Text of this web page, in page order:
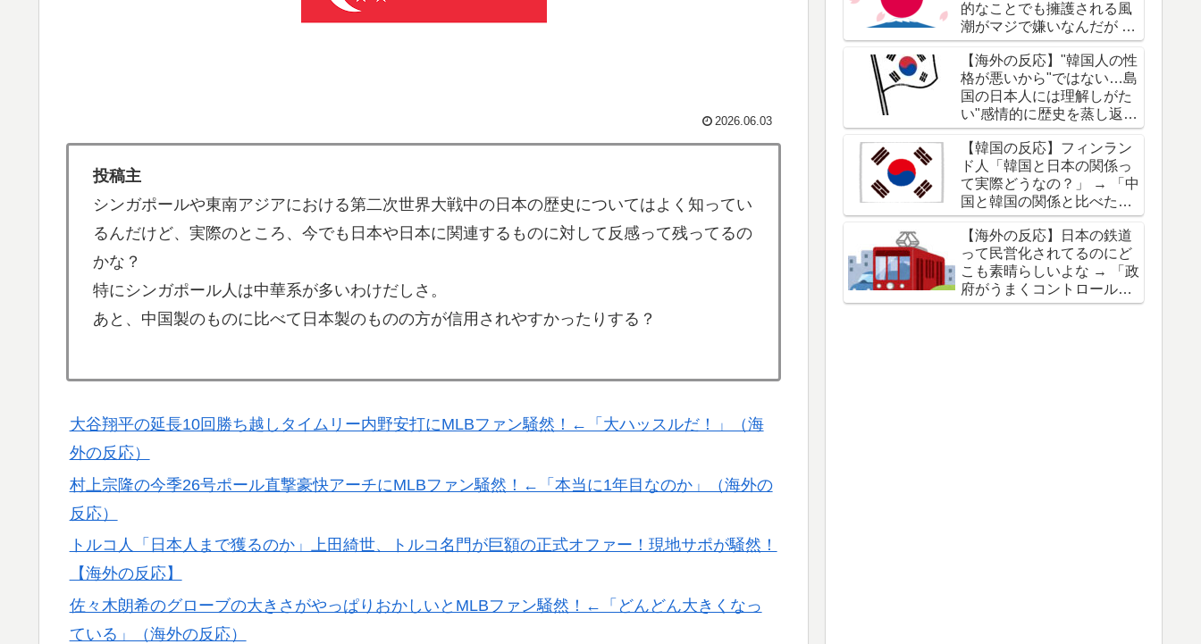
外国人「アジア杯で優勝するんだ」日本代表、W杯ポット1入りに現実味!?2030大会で出場枠「64」な
▶ 韓国人「日本人女性逮捕！ソウルで夜中一人ゴルフクラブ振り回し暴れた理由」
▶ 韓国人「韓国人が日本のラーメンについて勘違いしていることがこちら…」→「え
っ？？？？？？？？？？」＝韓国の反応
▶ 【MLB】ドジャースファン「7連敗はしんどいわ……」 → 「まだまだ7.5ゲーム差もあるんだぞ」「毎
年暑い季節に負けることが増えるけど結局10月には勝って終わるんだよ」
▶ 外国人「アンチがいない女性アニメキャラといえば誰が思い浮かぶ？」
▶ 海外「いいパンチだった」超大物YouYuberが伝説のボクサーマイク・タイソンにパンチを食らうｗｗ
▶ 韓国人「不適切接待疑惑、2002年イタリア・スペイン戦で『韓国に奪われた』と欧州の大手メディア
が一斉に報道！」
▶ 海外「全部日本の真似だったのか…」 日本の普通のテレビ番組が最新SNSの数十年先を行っていたと
話題に
▶ 【MLB】ドジャースファン「7連敗はしんどいわ……」 → 「まだまだ7.5ゲーム差もあるんだぞ」「毎
年暑い季節に負けることが増えるけど結局10月には勝って終わるんだよ」
▶ 海外「この日本アニメはマジでぶっ飛んでる！ｗ」外国人が予測不可能でぶっ飛んでると評価した日
本アニメとは・・・？ 海外の反応
2026.06.03
投稿主
シンガポールや東南アジアにおける第二次世界大戦中の日本の歴史についてはよく知ってい
るんだけど、実際のところ、今でも日本や日本に関連するものに対して反感って残ってるの
かな？
特にシンガポール人は中華系が多いわけだしさ。
あと、中国製のものに比べて日本製のものの方が信用されやすかったりする？
大谷翔平の延長10回勝ち越しタイムリー内野安打にMLBファン騒然！←「大ハッスルだ！」（海
外の反応）
村上宗隆の今季26号ポール直撃豪快アーチにMLBファン騒然！←「本当に1年目なのか」（海外の
反応）
トルコ人「日本人まで獲るのか」上田綺世、トルコ名門が巨額の正式オファー！現地サポが騒然！
【海外の反応】
佐々木朗希のグローブの大きさがやっぱりおかしいとMLBファン騒然！←「どんどん大きくなっ
ている」（海外の反応）
的なことでも擁護される風
潮がマジで嫌いなんだが →
「"日本はWW2で酷いこと
をしたことを誰も知らな
い"って本気で言ってるの
か？」「ネットのやり過ぎ
じゃないか？」
【海外の反応】"韓国人の性
格が悪いから"ではない…島
国の日本人には理解しがた
い"感情的に歴史を蒸し返
す"根本原因 → 「自分たち
の被害者意識は高いのに加
害者意識が低すぎるわ」
「日本を批判するが韓国も
ベトナムで酷いことをして
たよね？」
【韓国の反応】フィンラン
ド人「韓国と日本の関係っ
て実際どうなの？」 → 「中
国と韓国の関係と比べたら
全然マシだぞ」「"反省も歴
史教育もしないドイツ"って
感じ」
【海外の反応】日本の鉄道
って民営化されてるのにど
こも素晴らしいよな → 「政
府がうまくコントロールし
てる感じ」「背景を踏まえ